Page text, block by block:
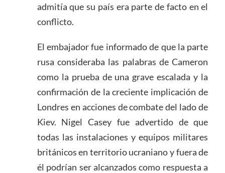
admitía que su país era parte de facto en el
conflicto.
El embajador fue informado de que la parte
rusa consideraba las palabras de Cameron
como la prueba de una grave escalada y la
confirmación de la creciente implicación de
Londres en acciones de combate del lado de
Kiev. Nigel Casey fue advertido de que
todas las instalaciones y equipos militares
británicos en territorio ucraniano y fuera de
él podrían ser alcanzados como respuesta a